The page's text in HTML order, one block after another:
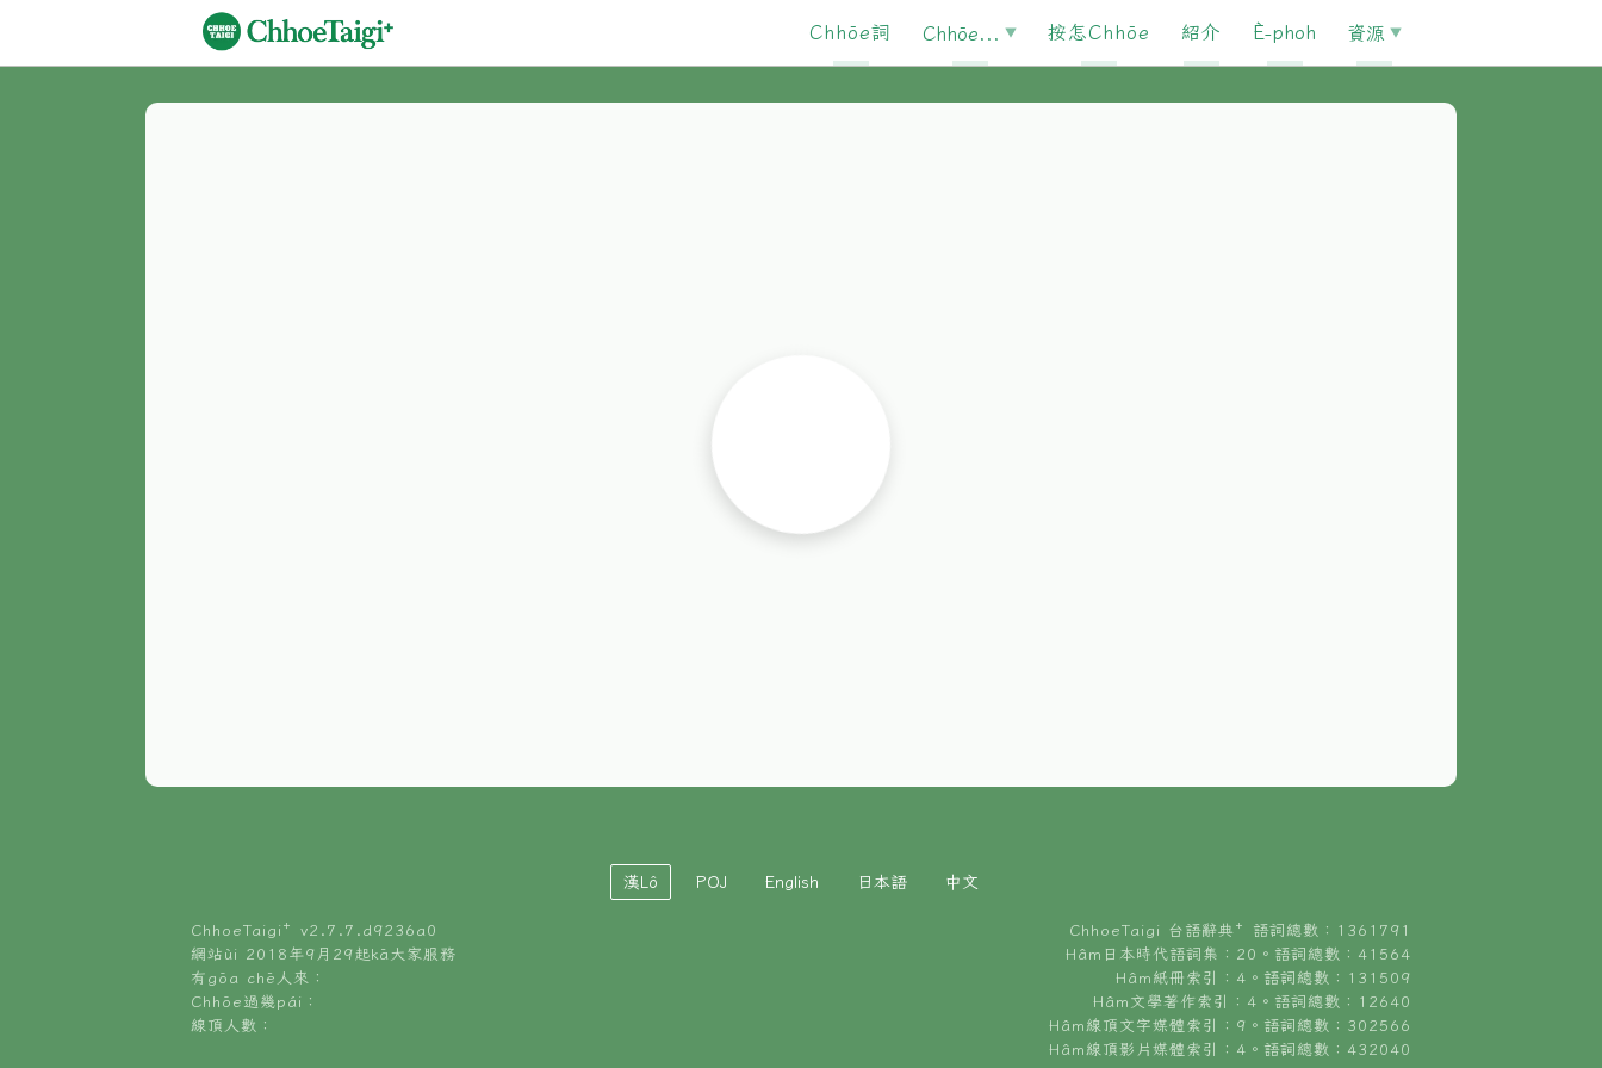
Chhōe詞 Chhōe... 按怎Chhōe 紹介 È-phoh 資源
漢Lô POJ English 日本語 中文
ChhoeTaigi⁺ v2.7.7.d9236a0
網站ùi 2018年9月29起kā大家服務
有gōa chē人來：
Chhōe過幾pái：
線頂人數：
ChhoeTaigi 台語辭典⁺ 語詞總數：1361791
Hâm日本時代語詞集：20。語詞總數：41564
Hâm紙冊索引：4。語詞總數：131509
Hâm文學著作索引：4。語詞總數：12640
Hâm線頂文字媒體索引：9。語詞總數：302566
Hâm線頂影片媒體索引：4。語詞總數：432040